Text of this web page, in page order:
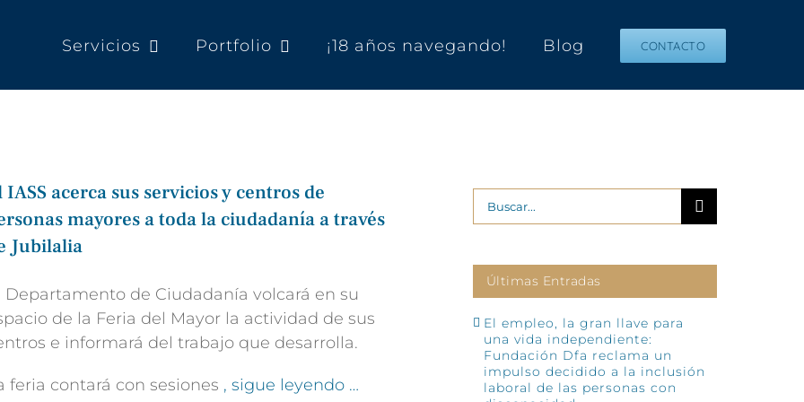
Servicios Portfolio ¡18 años navegando! Blog CONTACTO
IASS acerca sus servicios y centros de
mayores a toda la ciudadanía a través
Jubilalia
Departamento de Ciudadanía volcará en su
de la Feria del Mayor la actividad de sus
e informará del trabajo que desarrolla​.
feria contará con sesiones , sigue leyendo …
Buscar:
Últimas Entradas
El empleo, la gran llave para
una vida independiente:
Fundación Dfa reclama un
impulso decidido a la inclusión
laboral de las personas con